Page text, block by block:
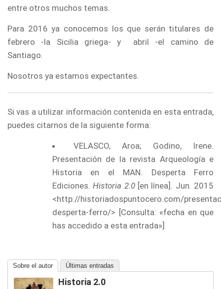
entre otros muchos temas.
Para 2016 ya conocemos los que serán titulares de
febrero -la Sicilia griega- y abril -el camino de
Santiago.
Nosotros ya estamos expectantes.
Si vas a utilizar información contenida en esta entrada,
puedes citarnos de la siguiente forma:
VELASCO, Aroa; Godino, Irene.
Presentación de la revista Arqueología e
Historia en el MAN. Desperta Ferro
Ediciones.Historia 2.0[en línea]. Jun. 2015
<http://historiadospuntocero.com/
desperta-ferro/> [Consulta: «fecha en que
has accedido a esta entrada»]
Sobre el autor Últimas entradas
Historia 2.0